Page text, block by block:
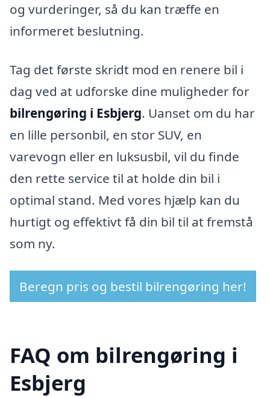
og vurderinger, så du kan træffe en
informeret beslutning.
Tag det første skridt mod en renere bil i
dag ved at udforske dine muligheder for
bilrengøring i Esbjerg. Uanset om du har
en lille personbil, en stor SUV, en
varevogn eller en luksusbil, vil du finde
den rette service til at holde din bil i
optimal stand. Med vores hjælp kan du
hurtigt og effektivt få din bil til at fremstå
som ny.
Beregn pris og bestil bilrengøring her!
FAQ om bilrengøring i
Esbjerg